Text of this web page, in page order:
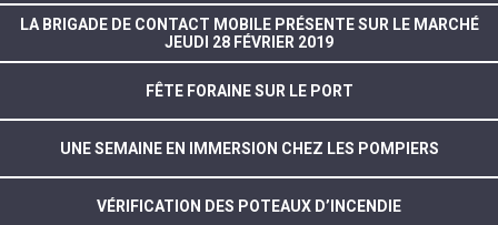
LA BRIGADE DE CONTACT MOBILE PRÉSENTE SUR LE MARCHÉ
JEUDI 28 FÉVRIER 2019
FÊTE FORAINE SUR LE PORT
UNE SEMAINE EN IMMERSION CHEZ LES POMPIERS
VÉRIFICATION DES POTEAUX D’INCENDIE